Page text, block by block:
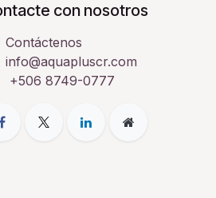
con nosotros
Contáctenos
info@aquapluscr.com
+506 8749-0777